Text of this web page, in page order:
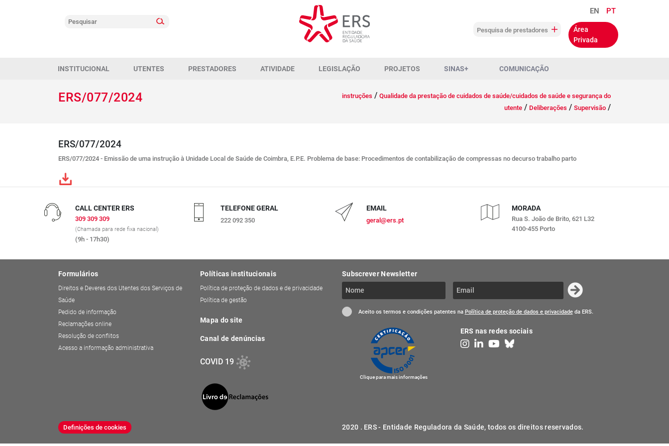
EN PT
Área
Privada
Pesquisa de prestadores
INSTITUCIONAL UTENTES PRESTADORES ATIVIDADE LEGISLAÇÃO PROJETOS SINAS+ COMUNICAÇÃO
ERS/077/2024 instruções / Qualidade da prestação de cuidados de saúde/cuidados de saúde e segurança do
utente / Deliberações / Supervisão /
ERS/077/2024
ERS/077/2024 - Emissão de uma instrução à Unidade Local de Saúde de Coimbra, E.P.E. Problema de base: Procedimentos de contabilização de compressas no decurso trabalho parto
CALL CENTER ERS
309 309 309
(Chamada para rede fixa nacional)
(9h - 17h30)
TELEFONE GERAL
222 092 350
EMAIL
geral@ers.pt
MORADA
Rua S. João de Brito, 621 L32
4100-455 Porto
Formulários
Direitos e Deveres dos Utentes dos Serviços de
Saúde
Pedido de informação
Reclamações online
Resolução de conflitos
Acesso a informação administrativa
Políticas institucionais
Política de proteção de dados e de privacidade
Política de gestão
Mapa do site
Canal de denúncias
COVID 19
Subscrever Newsletter
Aceito os termos e condições patentes na Política de proteção de dados e privacidadeda ERS.
Clique para mais informações
ERS nas redes sociais
Definições de cookies 2020 . ERS - Entidade Reguladora da Saúde, todos os direitos reservados.